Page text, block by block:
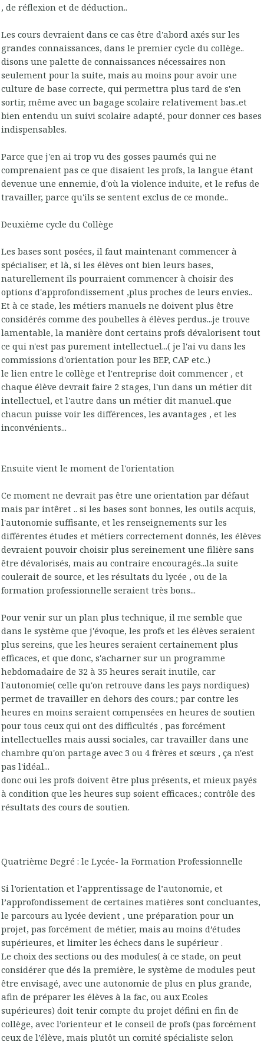
, de réflexion et de déduction..
Les cours devraient dans ce cas être d'abord axés sur les
grandes connaissances, dans le premier cycle du collège..
disons une palette de connaissances nécessaires non
seulement pour la suite, mais au moins pour avoir une
culture de base correcte, qui permettra plus tard de s'en
sortir, même avec un bagage scolaire relativement bas..et
bien entendu un suivi scolaire adapté, pour donner ces bases
indispensables.
Parce que j'en ai trop vu des gosses paumés qui ne
comprenaient pas ce que disaient les profs, la langue étant
devenue une ennemie, d'où la violence induite, et le refus de
travailler, parce qu'ils se sentent exclus de ce monde..
Deuxième cycle du Collège
Les bases sont posées, il faut maintenant commencer à
spécialiser, et là, si les élèves ont bien leurs bases,
naturellement ils pourraient commencer à choisir des
options d'approfondissement ,plus proches de leurs envies..
Et à ce stade, les métiers manuels ne doivent plus être
considérés comme des poubelles à élèves perdus...je trouve
lamentable, la manière dont certains profs dévalorisent tout
ce qui n'est pas purement intellectuel...( je l'ai vu dans les
commissions d'orientation pour les BEP, CAP etc..)
le lien entre le collège et l'entreprise doit commencer , et
chaque élève devrait faire 2 stages, l'un dans un métier dit
intellectuel, et l'autre dans un métier dit manuel..que
chacun puisse voir les différences, les avantages , et les
inconvénients...
Ensuite vient le moment de l'orientation
Ce moment ne devrait pas être une orientation par défaut
mais par intêret .. si les bases sont bonnes, les outils acquis,
l'autonomie suffisante, et les renseignements sur les
différentes études et métiers correctement donnés, les élèves
devraient pouvoir choisir plus sereinement une filière sans
être dévalorisés, mais au contraire encouragés...la suite
coulerait de source, et les résultats du lycée , ou de la
formation professionnelle seraient très bons...
Pour venir sur un plan plus technique, il me semble que
dans le système que j'évoque, les profs et les élèves seraient
plus sereins, que les heures seraient certainement plus
efficaces, et que donc, s'acharner sur un programme
hebdomadaire de 32 à 35 heures serait inutile, car
l'autonomie( celle qu'on retrouve dans les pays nordiques)
permet de travailler en dehors des cours.; par contre les
heures en moins seraient compensées en heures de soutien
pour tous ceux qui ont des difficultés , pas forcément
intellectuelles mais aussi sociales, car travailler dans une
chambre qu'on partage avec 3 ou 4 frères et sœurs , ça n'est
pas l'idéal...
donc oui les profs doivent être plus présents, et mieux payés
à condition que les heures sup soient efficaces.; contrôle des
résultats des cours de soutien.
Quatrième Degré : le Lycée- la Formation Professionnelle
Si l’orientation et l’apprentissage de l’autonomie, et
l’approfondissement de certaines matières sont concluantes,
le parcours au lycée devient , une préparation pour un
projet, pas forcément de métier, mais au moins d’études
supérieures, et limiter les échecs dans le supérieur .
Le choix des sections ou des modules( à ce stade, on peut
considérer que dés la première, le système de modules peut
être envisagé, avec une autonomie de plus en plus grande,
afin de préparer les élèves à la fac, ou aux Ecoles
supérieures) doit tenir compte du projet défini en fin de
collège, avec l’orienteur et le conseil de profs (pas forcément
ceux de l’élève, mais plutôt un comité spécialiste selon